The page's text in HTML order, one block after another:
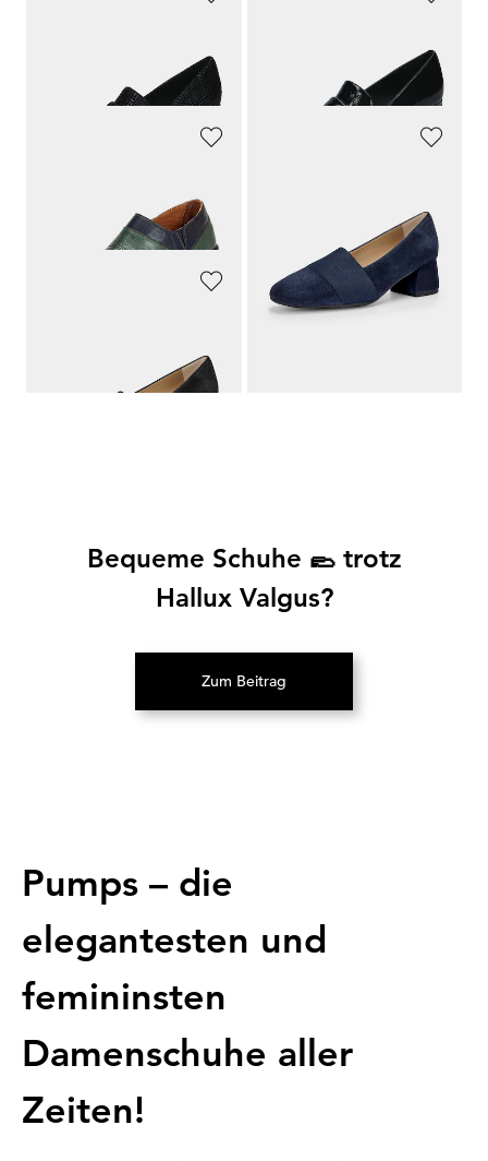
Bequeme Schuhe 🥿 trotz
Hallux Valgus?
Zum Beitrag(Öffnet in neuem Tab)
Pumps – die
elegantesten und
femininsten
Damenschuhe aller
Zeiten!